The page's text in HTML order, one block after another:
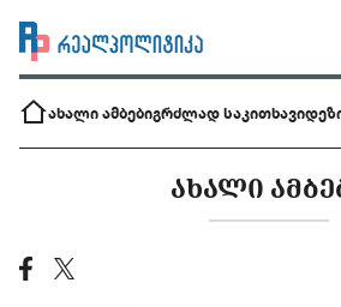
ახალი ამბებიგრძლად საკითხავი
ᲐᲮᲐᲚᲘ